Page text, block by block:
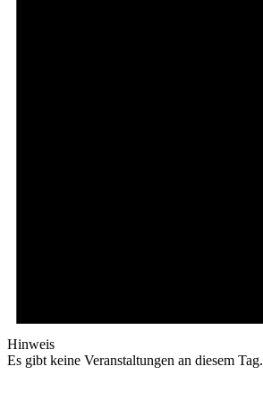
Hinweis
Es gibt keine Veranstaltungen an diesem Tag.